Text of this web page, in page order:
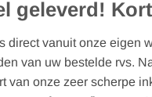
geleverd!
direct vanuit onze eigen
van uw bestelde rvs.
van onze zeer scherpe